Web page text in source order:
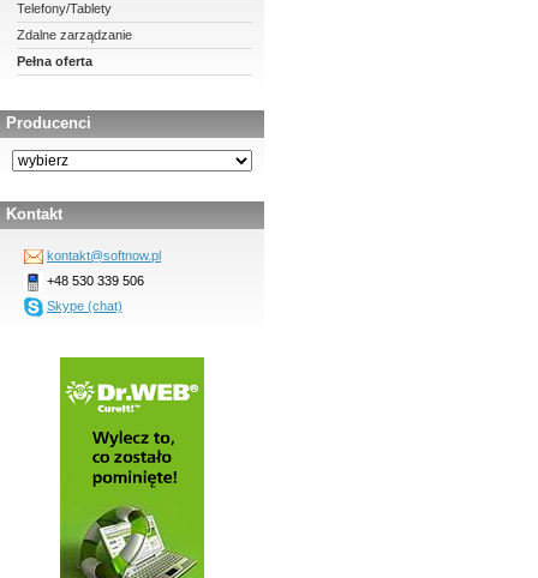
Telefony/Tablety
Zdalne zarządzanie
Pełna oferta
Producenci
Kontakt
kontakt@softnow.pl
+48 530 339 506
Skype (chat)